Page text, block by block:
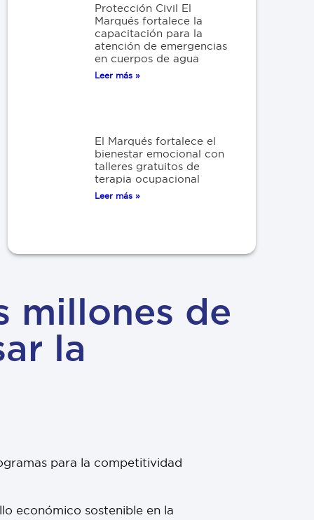
Protección Civil El
Marqués fortalece la
capacitación para la
atención de emergencias
en cuerpos de agua
Leer más »
El Marqués fortalece el
bienestar emocional con
talleres gratuitos de
terapia ocupacional
Leer más »
millones de
la
para la competitividad
económico sostenible en la